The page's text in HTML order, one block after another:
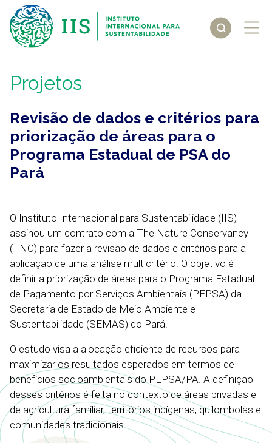
Projetos
Revisão de dados e critérios para
priorização de áreas para o
Programa Estadual de PSA do
Pará
O Instituto Internacional para Sustentabilidade (IIS)
assinou um contrato com a The Nature Conservancy
(TNC) para fazer a revisão de dados e critérios para a
aplicação de uma análise multicritério. O objetivo é
definir a priorização de áreas para o Programa Estadual
de Pagamento por Serviços Ambientais (PEPSA) da
Secretaria de Estado de Meio Ambiente e
Sustentabilidade (SEMAS) do Pará.
O estudo visa a alocação eficiente de recursos para
maximizar os resultados esperados em termos de
benefícios socioambientais do PEPSA/PA. A definição
desses critérios é feita no contexto de áreas privadas e
de agricultura familiar, territórios indígenas, quilombolas e
comunidades tradicionais.